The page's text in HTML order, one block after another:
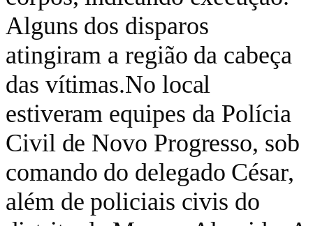
Alguns dos disparos
atingiram a região da cabeça
das vítimas.No local
estiveram equipes da Polícia
Civil de Novo Progresso, sob
comando do delegado César,
além de policiais civis do